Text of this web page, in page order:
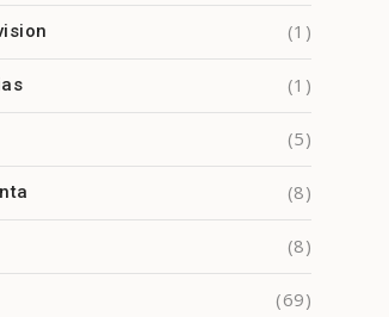
(1)
(1)
(5)
(8)
(8)
(69)